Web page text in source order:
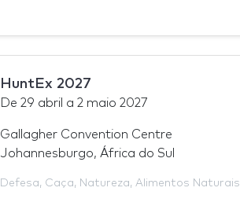
HuntEx 2027
De 29 abril a 2 maio 2027
Gallagher Convention Centre
Johannesburgo, África do Sul
Defesa, Caça, Natureza, Alimentos Naturais